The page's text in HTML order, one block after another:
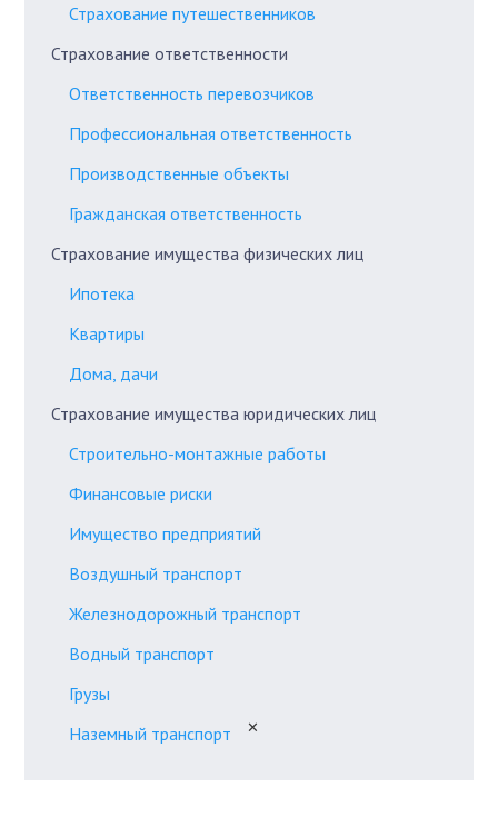
Страхование путешественников
Страхование ответственности
Ответственность перевозчиков
Профессиональная ответственность
Производственные объекты
Гражданская ответственность
Страхование имущества физических лиц
Ипотека
Квартиры
Дома, дачи
Страхование имущества юридических лиц
Строительно-монтажные работы
Финансовые риски
Имущество предприятий
Воздушный транспорт
Железнодорожный транспорт
Водный транспорт
Грузы
Наземный транспорт
✕